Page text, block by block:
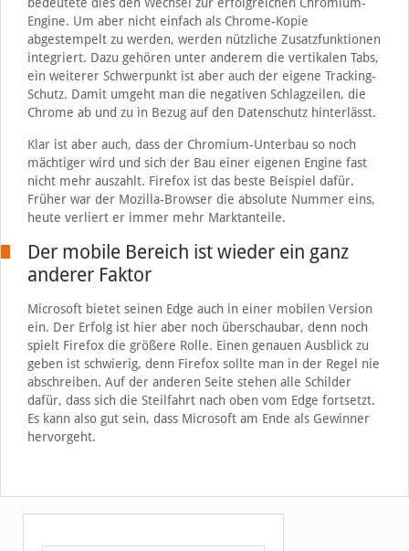
Engine. Um aber nicht einfach als Chrome-Kopie
abgestempelt zu werden, werden nützliche Zusatzfunktionen
integriert. Dazu gehören unter anderem die vertikalen Tabs,
ein weiterer Schwerpunkt ist aber auch der eigene Tracking-
Schutz. Damit umgeht man die negativen Schlagzeilen, die
Chrome ab und zu in Bezug auf den Datenschutz hinterlässt.
Klar ist aber auch, dass der Chromium-Unterbau so noch
mächtiger wird und sich der Bau einer eigenen Engine fast
nicht mehr auszahlt. Firefox ist das beste Beispiel dafür.
Früher war der Mozilla-Browser die absolute Nummer eins,
heute verliert er immer mehr Marktanteile.
Der mobile Bereich ist wieder ein ganz
anderer Faktor
Microsoft bietet seinen Edge auch in einer mobilen Version
ein. Der Erfolg ist hier aber noch überschaubar, denn noch
spielt Firefox die größere Rolle. Einen genauen Ausblick zu
geben ist schwierig, denn Firefox sollte man in der Regel nie
abschreiben. Auf der anderen Seite stehen alle Schilder
dafür, dass sich die Steilfahrt nach oben vom Edge fortsetzt.
Es kann also gut sein, dass Microsoft am Ende als Gewinner
hervorgeht.